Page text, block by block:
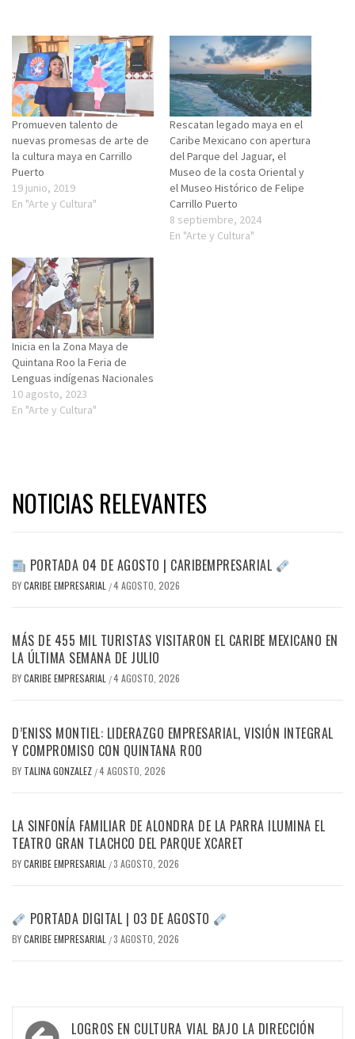
Promueven talento de
nuevas promesas de arte de
la cultura maya en Carrillo
Puerto
19 junio, 2019
En "Arte y Cultura"
Rescatan legado maya en el
Caribe Mexicano con apertura
del Parque del Jaguar, el
Museo de la costa Oriental y
el Museo Histórico de Felipe
Carrillo Puerto
8 septiembre, 2024
En "Arte y Cultura"
Inicia en la Zona Maya de
Quintana Roo la Feria de
Lenguas indígenas Nacionales
10 agosto, 2023
En "Arte y Cultura"
NOTICIAS RELEVANTES
PORTADA 04 DE AGOSTO | CARIBEMPRESARIAL
BYCARIBE EMPRESARIAL /4 AGOSTO, 2026
MÁS DE 455 MIL TURISTAS VISITARON EL CARIBE MEXICANO EN
LA ÚLTIMA SEMANA DE JULIO
BYCARIBE EMPRESARIAL /4 AGOSTO, 2026
D’ENISS MONTIEL: LIDERAZGO EMPRESARIAL, VISIÓN INTEGRAL
Y COMPROMISO CON QUINTANA ROO
BY TALINA GONZALEZ /4 AGOSTO, 2026
LA SINFONÍA FAMILIAR DE ALONDRA DE LA PARRA ILUMINA EL
TEATRO GRAN TLACHCO DEL PARQUE XCARET
BYCARIBE EMPRESARIAL /3 AGOSTO, 2026
PORTADA DIGITAL | 03 DE AGOSTO
BYCARIBE EMPRESARIAL /3 AGOSTO, 2026
NavegaciónLOGROS EN CULTURA VIAL BAJO LA DIRECCIÓN